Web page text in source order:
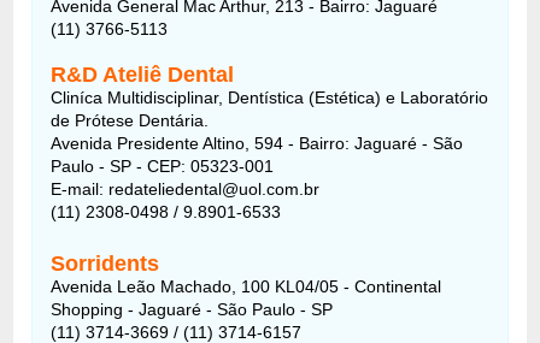
Avenida General Mac Arthur, 213 - Bairro: Jaguaré
(11) 3766-5113
R&D Ateliê Dental
Cliníca Multidisciplinar, Dentística (Estética) e Laboratório
de Prótese Dentária.
Avenida Presidente Altino, 594 - Bairro: Jaguaré - São
Paulo - SP - CEP: 05323-001
E-mail: redateliedental@uol.com.br
(11) 2308-0498 / 9.8901-6533
Sorridents
Avenida Leão Machado, 100 KL04/05 - Continental
Shopping - Jaguaré - São Paulo - SP
(11) 3714-3669 / (11) 3714-6157